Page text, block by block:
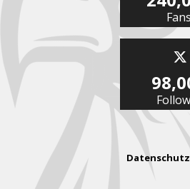
Fans
Datenschutz